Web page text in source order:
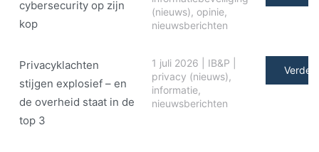
cybersecurity op zijn
kop
(nieuws), opinie,
nieuwsberichten
Privacyklachten
stijgen explosief – en
de overheid staat in de
top 3
1 juli 2026 IB&P
privacy (nieuws),
informatie,
nieuwsberichten
Verder